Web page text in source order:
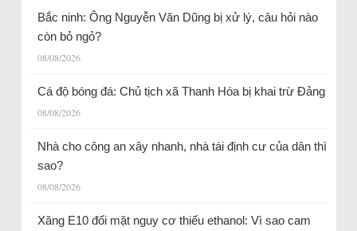
Bắc ninh: Ông Nguyễn Văn Dũng bị xử lý, câu hỏi nào
còn bỏ ngỏ?
08/08/2026
Cá độ bóng đá: Chủ tịch xã Thanh Hóa bị khai trừ Đảng
08/08/2026
Nhà cho công an xây nhanh, nhà tái định cư của dân thì
sao?
08/08/2026
Xăng E10 đối mặt nguy cơ thiếu ethanol: Vì sao cam